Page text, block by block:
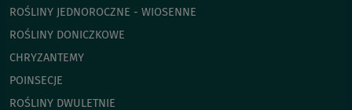
ROŚLINY JEDNOROCZNE - WIOSENNE
ROŚLINY DONICZKOWE
CHRYZANTEMY
POINSECJE
ROŚLINY DWULETNIE